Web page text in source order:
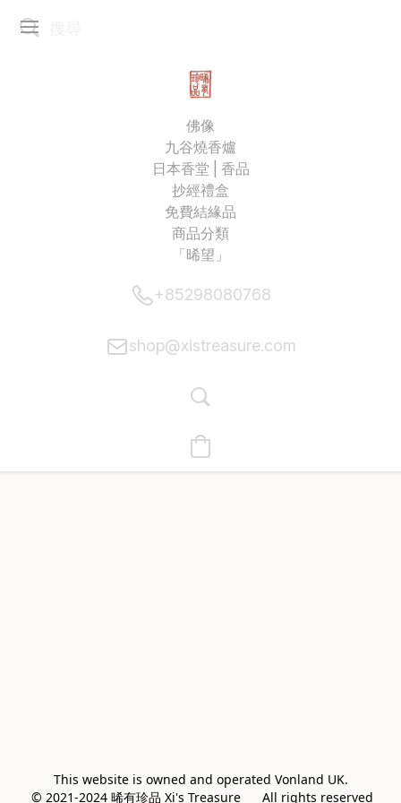
佛像
九谷燒香爐
日本香堂 | 香品
抄經禮盒
免費結緣品
商品分類
「晞望」
+85298080768
shop@xistreasure.com
This website is owned and operated Vonland UK.
© 2021-2024 晞有珍品 Xi's Treasure      All rights reserved